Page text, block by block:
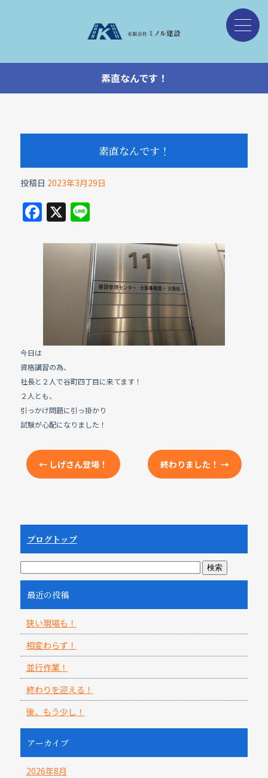
素直なんです！
素直なんです！
投稿日 2023年3月29日
F
a
c
k
X Li
e
今日は
資格講習の為、
社長と２人で谷町四丁目に来てます！
２人とも、
引っかけ問題に引っ掛かり
試験が心配になりました！
←しげさん登場！ 終わりました！→
ブログトップ
最近の投稿
狭い現場も！
相変わらず！
並行作業！
終わりを迎える！
後、もう少し！
アーカイブ
2026年8月